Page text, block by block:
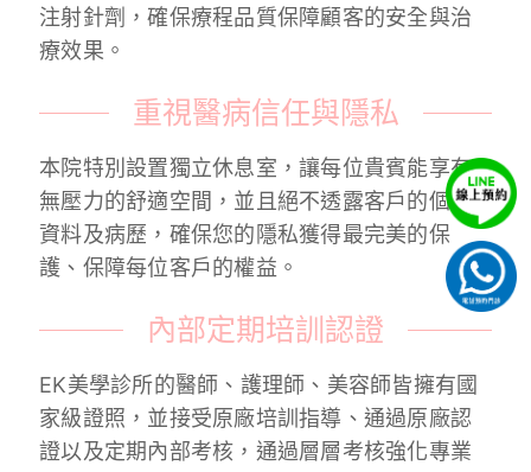
注射針劑，確保療程品質保障顧客的安全與治
療效果。
重視醫病信任與隱私
本院特別設置獨立休息室，讓每位貴賓能享有
無壓力的舒適空間，並且絕不透露客戶的個人
資料及病歷，確保您的隱私獲得最完美的保
護、保障每位客戶的權益。
內部定期培訓認證
EK美學診所的醫師、護理師、美容師皆擁有國
家級證照，並接受原廠培訓指導、通過原廠認
證以及定期內部考核，通過層層考核強化專業